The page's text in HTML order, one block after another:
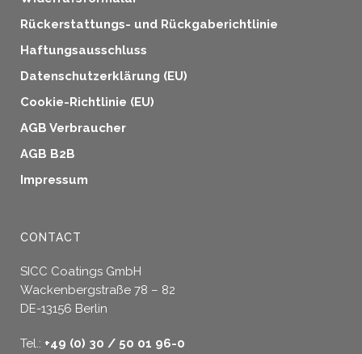
Rückerstattungs- und Rückgaberichtlinie
Haftungsausschluss
Datenschutzerklärung (EU)
Cookie-Richtlinie (EU)
AGB Verbraucher
AGB B2B
Impressum
CONTACT
SICC Coatings GmbH
Wackenbergstraße 78 – 82
DE-13156 Berlin
Tel.: +49 (0) 30 / 50 01 96-0